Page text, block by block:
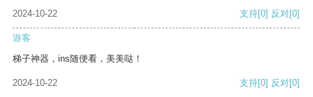
2024-10-22
支持[0] 反对[0]
游客
梯子神器，ins随便看，美美哒！
2024-10-22 支持[0] 反对[0]